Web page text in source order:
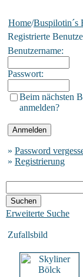
Home/Buspilotin´s
Registrierte
Benutzername:
Passwort:
Beim nächsten
anmelden?
» Password
» Registrierung
Erweiterte Suche
Zufallsbild